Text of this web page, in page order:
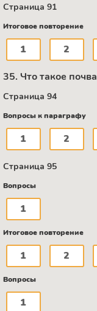
Страница 91
Итоговое повторение
1 2
35. Что такое почва
Страница 94
Вопросы к параграфу
1 2
Страница 95
Вопросы
1
Итоговое повторение
1 2
Вопросы
1